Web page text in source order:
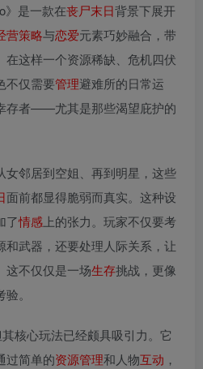
》是一款在丧尸末日背景下展开
营策略与恋爱元素巧妙融合，带
在这样一个资源稀缺、危机四伏
不仅需要管理避难所的日常运
存者——尤其是那些渴望庇护的
女邻居到空姐、再到明星，这些
面前都显得脆弱而真实。这种设
了情感 上的张力。玩家不仅要考
和武器，还要处理人际关系，让
这不仅仅是一场生存挑战，更像
。
核心玩法已经颇具吸引力。它
过简单的资源管理和人物互动 ，